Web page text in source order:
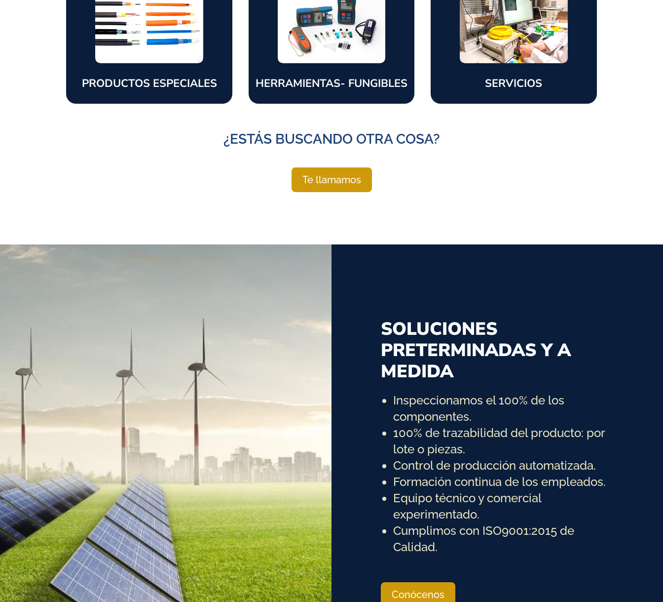
PRODUCTOS ESPECIALES HERRAMIENTAS- FUNGIBLES SERVICIOS
¿ESTÁS BUSCANDO OTRA COSA?
Te llamamos
SOLUCIONES
PRETERMINADAS Y A
MEDIDA
Inspeccionamos el 100% de los
componentes.
100% de trazabilidad del producto: por
lote o piezas.
Control de producción automatizada.
Formación continua de los empleados.
Equipo técnico y comercial
experimentado.
Cumplimos con ISO9001:2015 de
Calidad.
Conócenos